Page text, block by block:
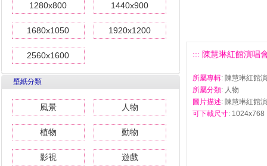
1280x800 1440x900
1680x1050 1920x1200
2560x1600
壁紙分類
風景 人物
植物 動物
影視 遊戲
::: 陳慧琳紅館演唱
所屬專輯: 陳慧琳紅館
所屬分類: 人物
圖片描述: 陳慧琳紅館
可下載尺寸: